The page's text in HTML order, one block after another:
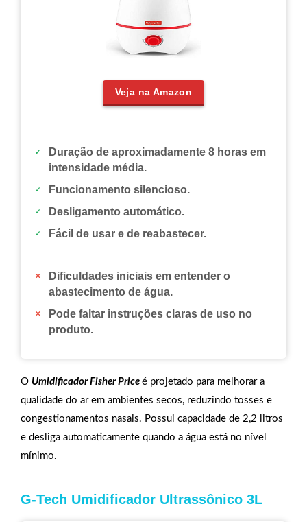
Veja na Amazon
Duração de aproximadamente 8 horas em
intensidade média.
Funcionamento silencioso.
Desligamento automático.
Fácil de usar e de reabastecer.
Dificuldades iniciais em entender o
abastecimento de água.
Pode faltar instruções claras de uso no
produto.
O Umidificador Fisher Price é projetado para melhorar a
qualidade do ar em ambientes secos, reduzindo tosses e
congestionamentos nasais. Possui capacidade de 2,2 litros
e desliga automaticamente quando a água está no nível
mínimo.
G-Tech Umidificador Ultrassônico 3L